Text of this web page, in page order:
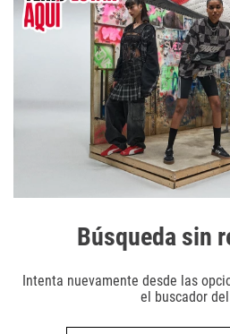
Búsqueda sin
Intenta nuevamente desde las
el buscador